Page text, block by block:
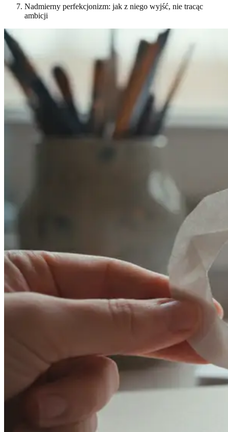
Nadmierny perfekcjonizm: jak z niego wyjść, nie tracąc
ambicji